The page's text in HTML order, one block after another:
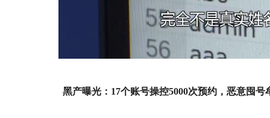
黑产曝光：17个账号操控5000次预约，恶意囤号